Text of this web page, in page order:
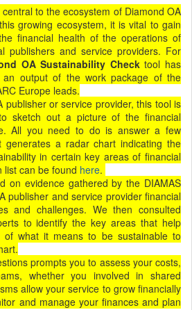
to the ecosystem of Diamond OA
growing ecosystem, it is vital to gain
financial health of the operations of
publishers and service providers. For
OA Sustainability Checktool has
an output of the work package of the
Europe leads.
publisher or service provider, this tool is
sketch out a picture of the financial
All you need to do is answer a few
generates a radar chart indicating the
in certain key areas of financial
list can be found here.
on evidence gathered by the DIAMAS
publisher and service provider financial
and challenges. We then consulted
to identify the key areas that help
what it means to be sustainable to
prompts you to assess your costs,
whether you involved in shared
allow your service to grow financially
and manage your finances and plan